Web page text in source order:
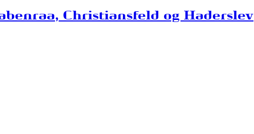
Christiansfeld og Haderslev